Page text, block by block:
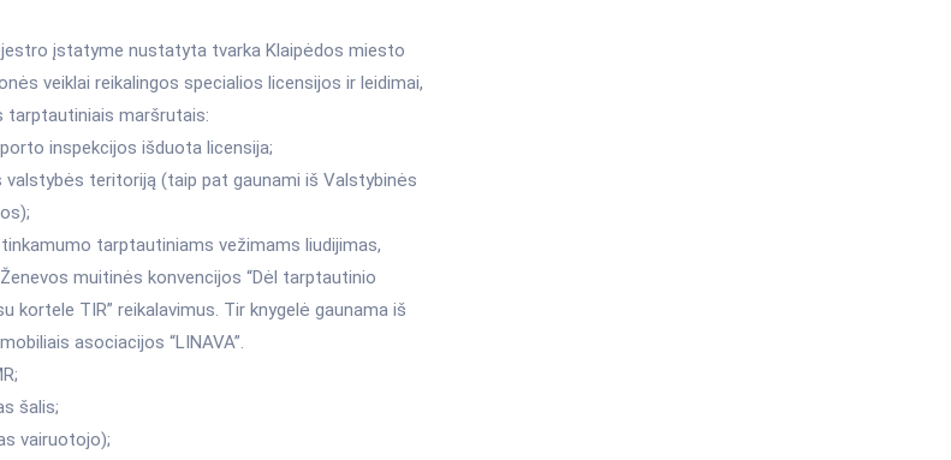
įstatyme nustatyta tvarka Klaipėdos miesto
veiklai reikalingos specialios licensijos ir leidimai,
tarptautiniais maršrutais:
inspekcijos išduota licensija;
valstybės teritoriją (taip pat gaunami iš Valstybinės
tarptautiniams vežimams liudijimas,
muitinės konvencijos “Dėl tarptautinio
kortele TIR” reikalavimus. Tir knygelė gaunama iš
asociacijos “LINAVA”.
šalis;
vairuotojo);